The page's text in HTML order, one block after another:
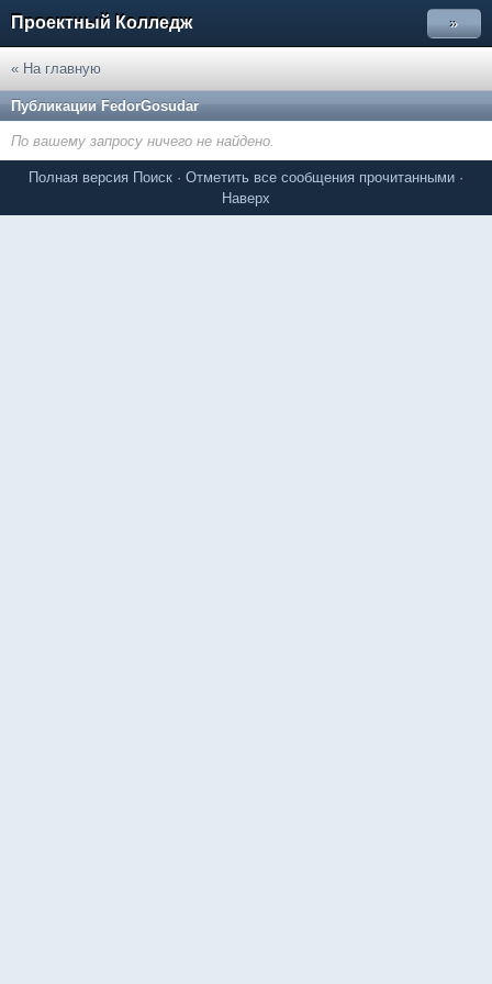
Проектный Колледж »
« На главную
Публикации FedorGosudar
По вашему запросу ничего не найдено.
Полная версия Поиск · Отметить все сообщения прочитанными ·
Наверх